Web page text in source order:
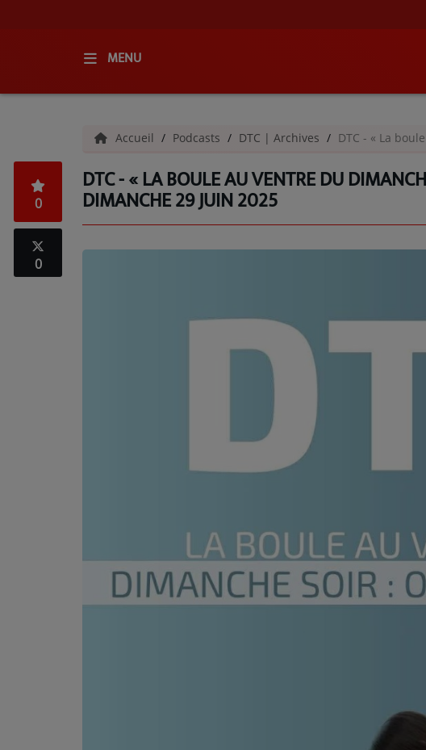
MENU
QUI SOMMES-NOUS ?
GRILLE DES PROGRAMMES
C'ÉTAIT QUOI CE TITRE ?
VOTRE PUBLICITÉ SUR PONTACQ RADIO
LOCATION DE STUDIOS
Accueil Podcasts DTC | Archives DTC - « La
DTC - « LA BOULE AU VENTRE DU
DIMANCHE 29 JUIN 2025
0
0